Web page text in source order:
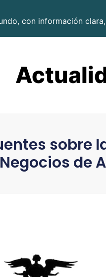
con información
sobre
de